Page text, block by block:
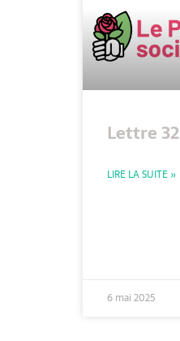
Lettre 32
LIRE LA SUITE »
6 mai 2025